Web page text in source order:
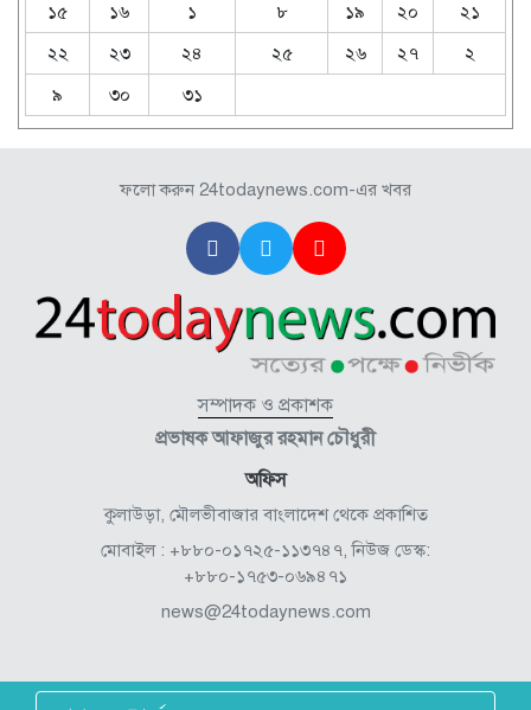
১৫
১৬ ১ ৮ ১৯ ২০
২১
২২
২৩ ২৪ ২৫ ২৬ ২৭
২
৯
৩০ ৩১
ফলো করুন 24todaynews.com-এর খবর
সম্পাদক ও প্রকাশক
প্রভাষক আফাজুর রহমান চৌধুরী
অফিস
কুলাউড়া, মৌলভীবাজার বাংলাদেশ থেকে প্রকাশিত
মোবাইল : +৮৮০-০১৭২৫-১১৩৭৪৭, নিউজ ডেস্ক:
+৮৮০-১৭৫৩-০৬৯৪৭১
news@24todaynews.com